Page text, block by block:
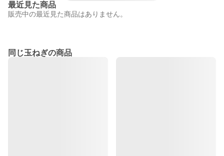
最近見た商品
販売中の最近見た商品はありません。
同じ玉ねぎの商品